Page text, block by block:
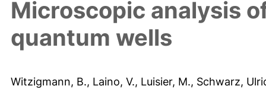
Microscopic analysis
quantum wells
Witzigmann, B., Laino, V., Luisier, M., Schwarz,